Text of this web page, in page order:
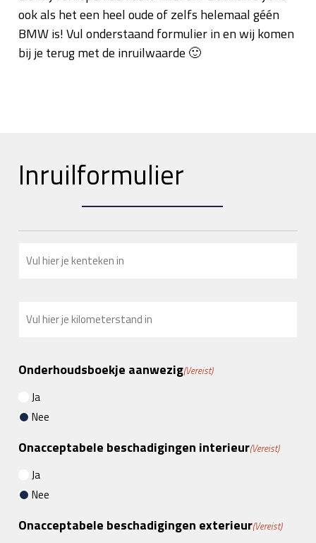
ook als het een heel oude of zelfs helemaal géén
BMW is! Vul onderstaand formulier in en wij komen
bij je terug met de inruilwaarde 🙂
Inruilformulier
Onderhoudsboekje aanwezig(Vereist)
Ja
Nee
Onacceptabele beschadigingen interieur(Vereist)
Ja
Nee
Onacceptabele beschadigingen exterieur(Vereist)